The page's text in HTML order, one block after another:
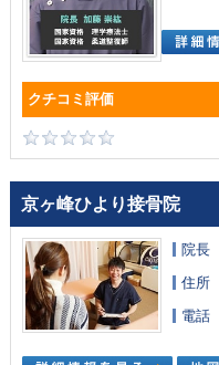
京ヶ峰ひより接骨院
院長
住所
電話